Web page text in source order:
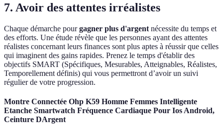
7. Avoir des attentes irréalistes
Chaque démarche pourgagner plus d'argent nécessite du temps et
des efforts. Une étude révèle que les personnes ayant des attentes
réalistes concernant leurs finances sont plus aptes à réussir que celles
qui imaginent des gains rapides. Prenez le temps d'établir des
objectifs SMART (Spécifiques, Mesurables, Atteignables, Réalistes,
Temporellement définis) qui vous permettront d’avoir un suivi
régulier de votre progression.
Montre Connectée Ohp K59 Homme Femmes Intelligente
Etanche Smartwatch Fréquence Cardiaque Pour Ios Android,
Ceinture DArgent